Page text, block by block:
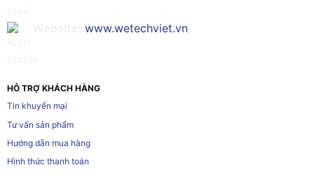
www.wetechviet.vn
HỖ TRỢ KHÁCH HÀNG
Tin khuyến mại
Tư vấn sản phẩm
Hướng dẫn mua hàng
Hình thức thanh toán